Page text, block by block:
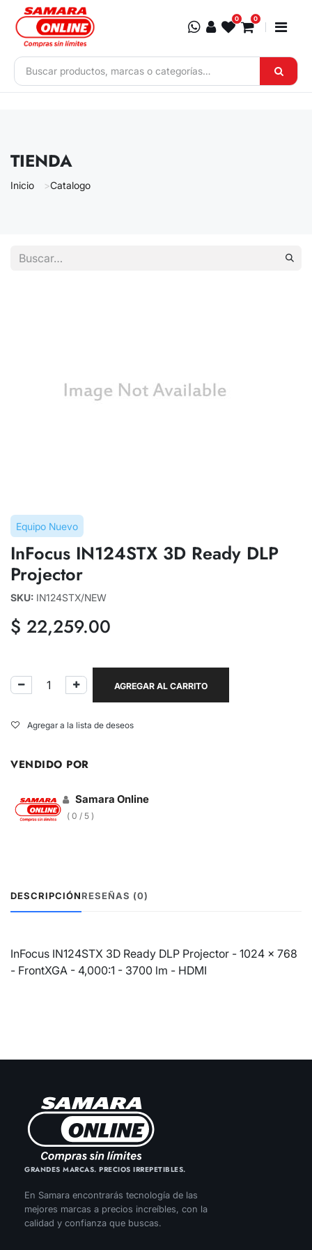
Ir al contenido
0 0
TIENDA
Inicio Catalogo
Equipo Nuevo
InFocus IN124STX 3D Ready DLP
Projector
SKU: IN124STX/NEW
$ 22,259.00
AGREGAR AL CARRITO
Agregar a la lista de deseos
VENDIDO POR
Samara Online
( 0 / 5 )
DESCRIPCIÓNRESEÑAS (0)
InFocus IN124STX 3D Ready DLP Projector - 1024 x 768
- FrontXGA - 4,000:1 - 3700 lm - HDMI
GRANDES MARCAS. PRECIOS IRREPETIBLES.
En Samara encontrarás tecnología de las
mejores marcas a precios increíbles, con la
calidad y confianza que buscas.